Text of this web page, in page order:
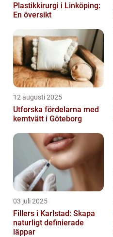
Plastikkirurgi i Linköping:
En översikt
12 augusti 2025
Utforska fördelarna med
kemtvätt i Göteborg
03 juli 2025
Fillers i Karlstad: Skapa
naturligt definierade
läppar